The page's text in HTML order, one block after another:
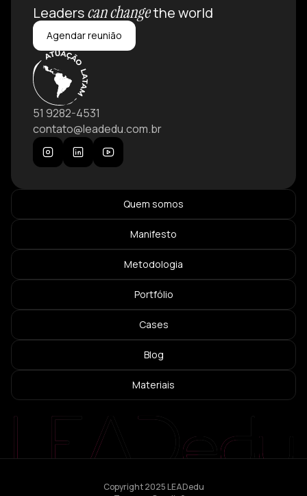
Leaderscan changethe world
Agendar reunião
51 9282-4531
contato@leadedu.com.br
Quem somos
Manifesto
Metodologia
Portfólio
Cases
Blog
Materiais
Copyright 2025 LEADedu